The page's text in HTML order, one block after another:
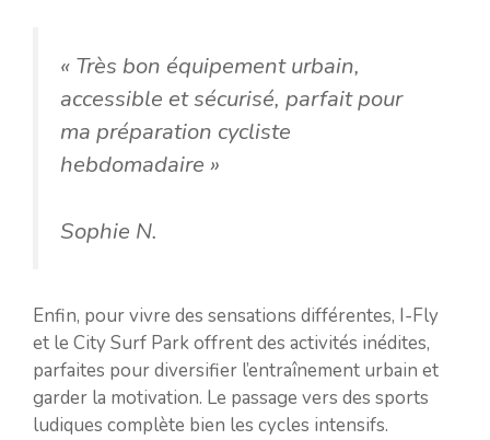
« Très bon équipement urbain,
accessible et sécurisé, parfait pour
ma préparation cycliste
hebdomadaire »
Sophie N.
Enfin, pour vivre des sensations différentes, I-Fly
et le City Surf Park offrent des activités inédites,
parfaites pour diversifier l’entraînement urbain et
garder la motivation. Le passage vers des sports
ludiques complète bien les cycles intensifs.